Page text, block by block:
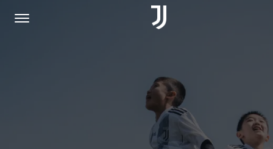
PORTADA
ÚNETE